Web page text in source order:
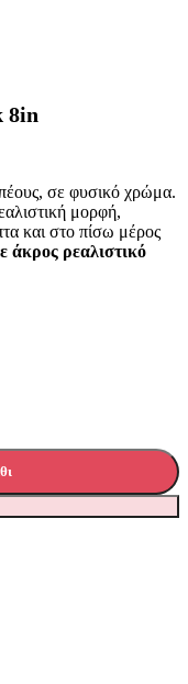
8in
σε φυσικό χρώμα.
μορφή,
και στο πίσω μέρος
άκρος ρεαλιστικό